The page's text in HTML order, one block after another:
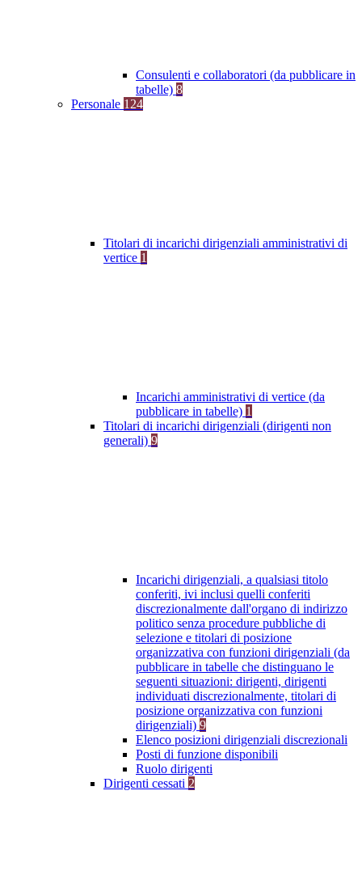
Consulenti e collaboratori (da pubblicare in
tabelle) 8
Personale 124
Titolari di incarichi dirigenziali amministrativi di
vertice 1
Incarichi amministrativi di vertice (da
pubblicare in tabelle) 1
Titolari di incarichi dirigenziali (dirigenti non
generali) 9
Incarichi dirigenziali, a qualsiasi titolo
conferiti, ivi inclusi quelli conferiti
discrezionalmente dall'organo di indirizzo
politico senza procedure pubbliche di
selezione e titolari di posizione
organizzativa con funzioni dirigenziali (da
pubblicare in tabelle che distinguano le
seguenti situazioni: dirigenti, dirigenti
individuati discrezionalmente, titolari di
posizione organizzativa con funzioni
dirigenziali) 9
Elenco posizioni dirigenziali discrezionali
Posti di funzione disponibili
Ruolo dirigenti
Dirigenti cessati 2